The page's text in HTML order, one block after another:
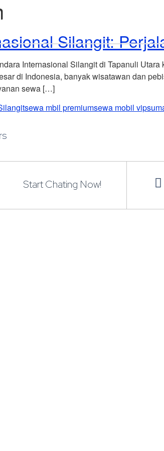
Silangit:
Internasional Silangit di Tapanuli
di Indonesia, banyak wisatawan dan
sewa […]
sewa mbil premiumsewa mobil vip
Start Chating Now!